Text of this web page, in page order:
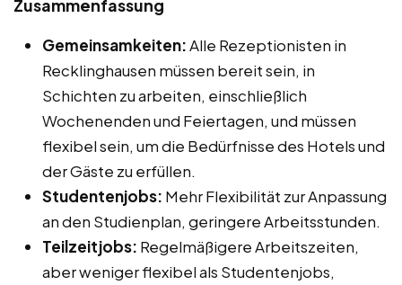
Zusammenfassung
Gemeinsamkeiten:Alle Rezeptionisten in
Recklinghausen müssen bereit sein, in
Schichten zu arbeiten, einschließlich
Wochenenden und Feiertagen, und müssen
flexibel sein, um die Bedürfnisse des Hotels und
der Gäste zu erfüllen.
Studentenjobs: Mehr Flexibilität zur Anpassung
an den Studienplan, geringere Arbeitsstunden.
Teilzeitjobs: Regelmäßigere Arbeitszeiten,
aber weniger flexibel als Studentenjobs,